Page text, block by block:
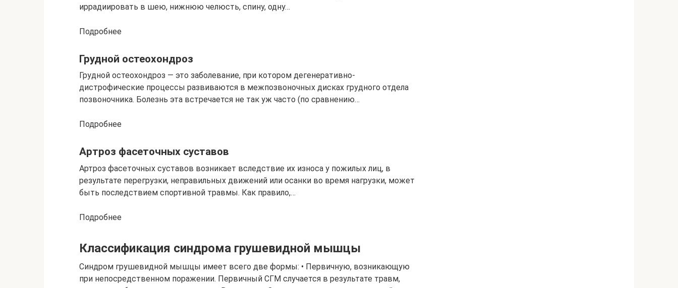
иррадиировать в шею, нижнюю челюсть, спину, одну…
Подробнее
Грудной остеохондроз
Грудной остеохондроз — это заболевание, при котором дегенеративно-
дистрофические процессы развиваются в межпозвоночных дисках грудного отдела
позвоночника. Болезнь эта встречается не так уж часто (по сравнению…
Подробнее
Артроз фасеточных суставов
Артроз фасеточных суставов возникает вследствие их износа у пожилых лиц, в
результате перегрузки, неправильных движений или осанки во время нагрузки, может
быть последствием спортивной травмы. Как правило,…
Подробнее
Классификация синдрома грушевидной мышцы
Синдром грушевидной мышцы имеет всего две формы: • Первичную, возникающую
при непосредственном поражении. Первичный СГМ случается в результате травм,